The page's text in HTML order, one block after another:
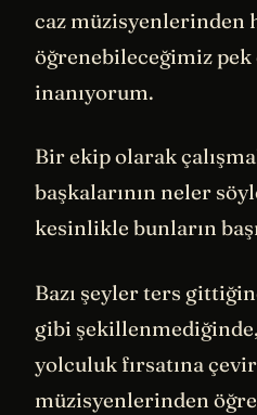
caz müzisyenlerinden
öğrenebileceğimiz
inanıyorum.
Bir ekip olarak
başkalarının neler
kesinlikle bunların
Bazı şeyler ters
gibi
yolculuk fırsatına
müzisyenlerinden